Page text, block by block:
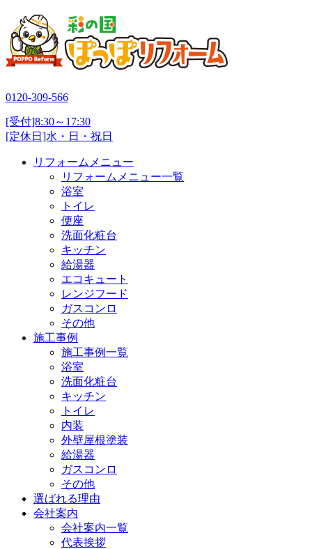
0120-309-566
[受付]8:30～17:30
[定休日]水・日・祝日
リフォームメニュー
リフォームメニュー一覧
浴室
トイレ
便座
洗面化粧台
キッチン
給湯器
エコキュート
レンジフード
ガスコンロ
その他
施工事例
施工事例一覧
浴室
洗面化粧台
キッチン
トイレ
内装
外壁屋根塗装
給湯器
ガスコンロ
その他
選ばれる理由
会社案内
会社案内一覧
代表挨拶